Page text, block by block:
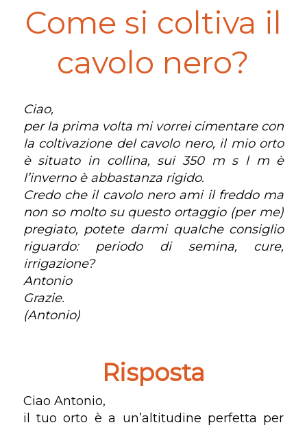
Come si coltiva il
cavolo nero?
Ciao,
per la prima volta mi vorrei cimentare con
la coltivazione del cavolo nero, il mio orto
è situato in collina, sui 350 m s l m è
l’inverno è abbastanza rigido.
Credo che il cavolo nero ami il freddo ma
non so molto su questo ortaggio (per me)
pregiato, potete darmi qualche consiglio
riguardo: periodo di semina, cure,
irrigazione?
Antonio
Grazie.
(Antonio)
Risposta
Ciao Antonio,
il tuo orto è a un’altitudine perfetta per